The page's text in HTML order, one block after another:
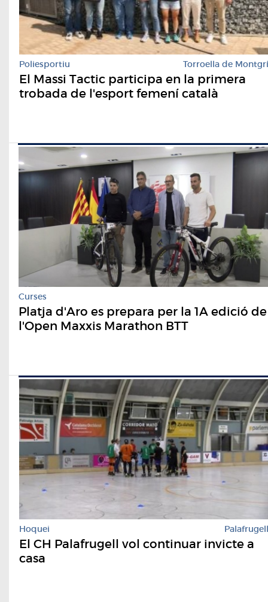
Poliesportiu Torroella de Montgrí
El Massi Tactic participa en la primera
trobada de l'esport femení català
Curses
Platja d'Aro es prepara per la 1A edició de
l'Open Maxxis Marathon BTT
Hoquei Palafrugell
El CH Palafrugell vol continuar invicte a
casa